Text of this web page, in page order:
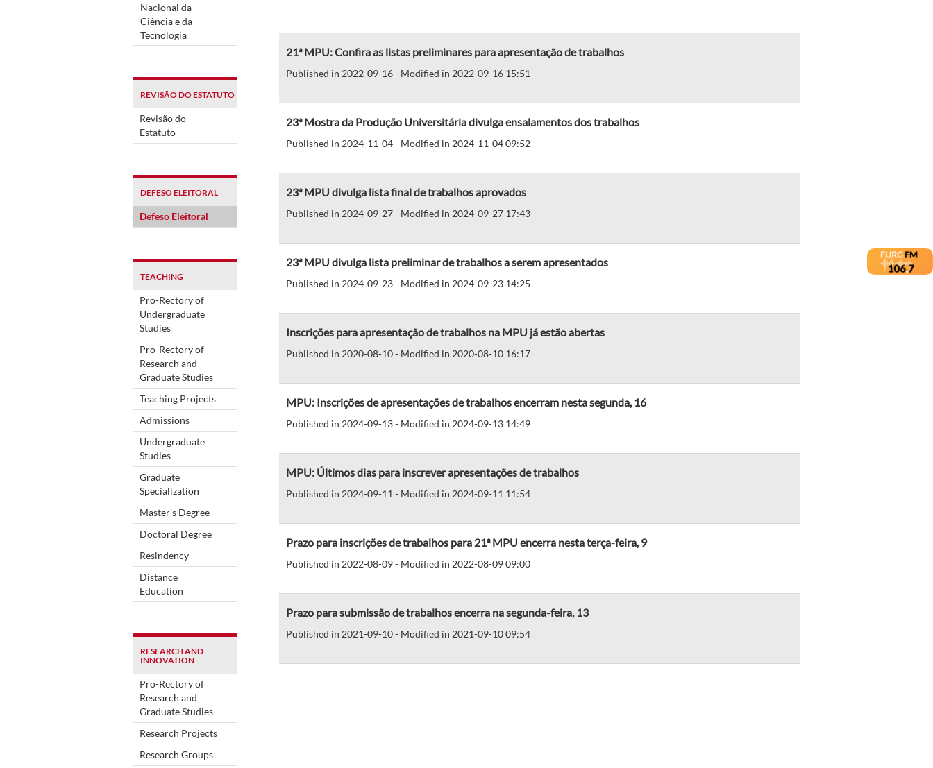
Nacional da
Ciência e da
Tecnologia
REVISÃO DO ESTATUTO
Revisão do
Estatuto
DEFESO ELEITORAL
Defeso Eleitoral
TEACHING
Pro-Rectory of
Undergraduate
Studies
Pro-Rectory of
Research and
Graduate Studies
Teaching Projects
Admissions
Undergraduate
Studies
Graduate
Specialization
Master's Degree
Doctoral Degree
Resindency
Distance
Education
RESEARCH AND
INNOVATION
Pro-Rectory of
Research and
Graduate Studies
Research Projects
Research Groups
21ª MPU: Confira as listas preliminares para apresentação de trabalhos
Published in 2022-09-16 - Modified in 2022-09-16 15:51
23ª Mostra da Produção Universitária divulga ensalamentos dos trabalhos
Published in 2024-11-04 - Modified in 2024-11-04 09:52
23ª MPU divulga lista final de trabalhos aprovados
Published in 2024-09-27 - Modified in 2024-09-27 17:43
23ª MPU divulga lista preliminar de trabalhos a serem apresentados
Published in 2024-09-23 - Modified in 2024-09-23 14:25
Inscrições para apresentação de trabalhos na MPU já estão abertas
Published in 2020-08-10 - Modified in 2020-08-10 16:17
MPU: Inscrições de apresentações de trabalhos encerram nesta segunda, 16
Published in 2024-09-13 - Modified in 2024-09-13 14:49
MPU: Últimos dias para inscrever apresentações de trabalhos
Published in 2024-09-11 - Modified in 2024-09-11 11:54
Prazo para inscrições de trabalhos para 21ª MPU encerra nesta terça-feira, 9
Published in 2022-08-09 - Modified in 2022-08-09 09:00
Prazo para submissão de trabalhos encerra na segunda-feira, 13
Published in 2021-09-10 - Modified in 2021-09-10 09:54